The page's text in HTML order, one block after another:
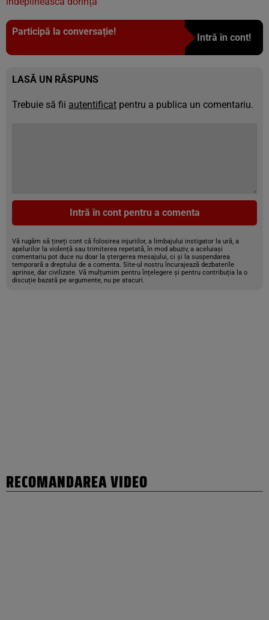
Participă la conversație!
Intră în cont!
LASĂ UN RĂSPUNS
Trebuie să fii autentificat pentru a publica un comentariu.
Intră în cont pentru a comenta
Vă rugăm să țineți cont că folosirea injuriilor, a limbajului instigator la ură, a
apelurilor la violență sau trimiterea repetată, în mod abuziv, a aceluiași
comentariu pot duce nu doar la ștergerea mesajului, ci și la suspendarea
temporară a dreptului de a comenta. Site-ul nostru încurajează dezbaterile
aprinse, dar civilizate. Vă mulțumim pentru înțelegere și pentru contribuția la o
discuție bazată pe argumente, nu pe atacuri.
RECOMANDAREA VIDEO